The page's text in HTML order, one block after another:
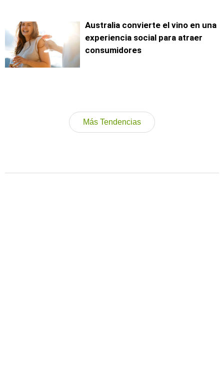
Australia convierte el vino en una
experiencia social para atraer
consumidores
Más Tendencias